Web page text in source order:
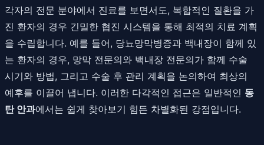
각자의 전문 분야에서 진료를 보면서도, 복합적인 질환을 가
진 환자의 경우 긴밀한 협진 시스템을 통해 최적의 치료 계획
을 수립합니다. 예를 들어, 당뇨망막병증과 백내장이 함께 있
는 환자의 경우, 망막 전문의와 백내장 전문의가 함께 수술
시기와 방법, 그리고 수술 후 관리 계획을 논의하여 최상의
예후를 이끌어 냅니다. 이러한 다각적인 접근은 일반적인 동
탄 안과에서는 쉽게 찾아보기 힘든 차별화된 강점입니다.